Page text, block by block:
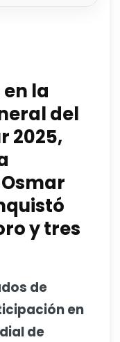
la
del
2025,
y tres
de
en
de